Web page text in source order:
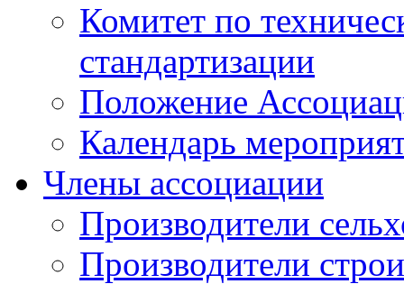
Комитет по
стандартизации
Положение
Календарь
Члены ассоциации
Производители
Производители